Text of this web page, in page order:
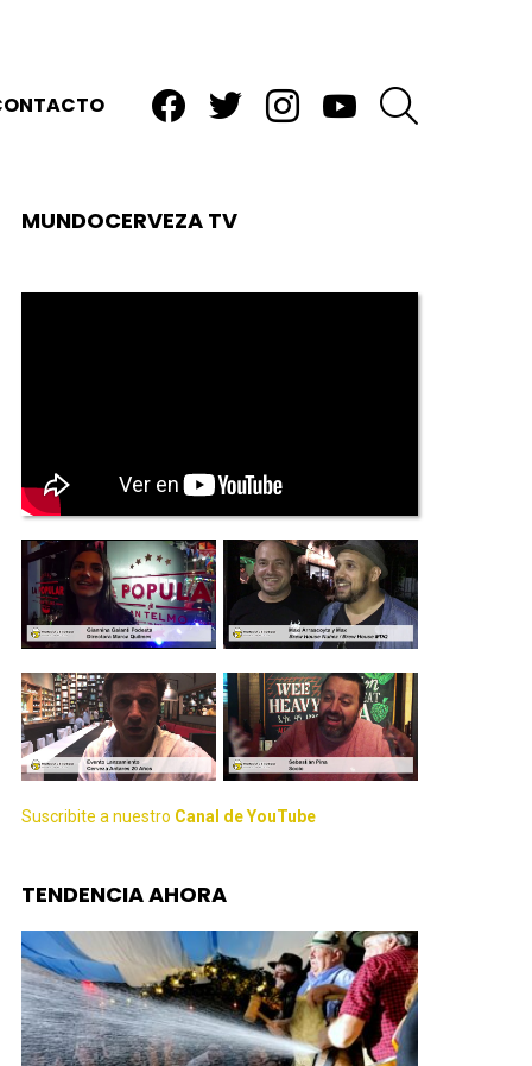
MUNDOCERVEZA TV
Suscribite a nuestro Canal de YouTube
TENDENCIA AHORA